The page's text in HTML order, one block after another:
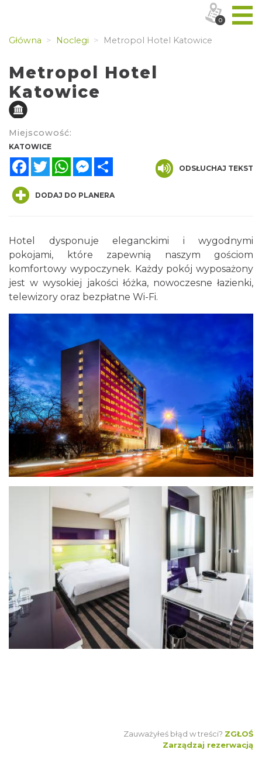
Główna Noclegi Metropol Hotel Katowice
Metropol Hotel
Katowice
Miejscowość:
KATOWICE
FacebookTwitterWhatsAppMessenger
ODSŁUCHAJ TEKST
DODAJ DO PLANERA
Hotel dysponuje eleganckimi i wygodnymi
pokojami, które zapewnią naszym gościom
komfortowy wypoczynek. Każdy pokój wyposażony
jest w wysokiej jakości łóżka, nowoczesne łazienki,
telewizory oraz bezpłatne Wi-Fi.
Zauważyłeś błąd w treści? ZGŁOŚ
Zarządzaj rezerwacją
0